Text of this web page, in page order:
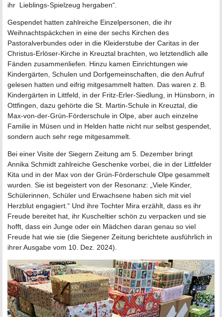
ihr Lieblings-Spielzeug hergaben“.
Gespendet hatten zahlreiche Einzelpersonen, die ihr
Weihnachtspäckchen in eine der sechs Kirchen des
Pastoralverbundes oder in die Kleiderstube der Caritas in der
Christus-Erlöser-Kirche in Kreuztal brachten, wo letztendlich alle
Fänden zusammenliefen. Hinzu kamen Einrichtungen wie
Kindergärten, Schulen und Dorf­ge­mein­schaften, die den Aufruf
gelesen hatten und eifrig mitgesammelt hatten. Das waren z. B.
Kinder­gärten in Littfeld, in der Fritz-Erler-Siedlung, in Hünsborn, in
Ottfingen, dazu gehörte die St. Martin-Schule in Kreuztal, die
Max-von-der-Grün-Förderschule in Olpe, aber auch einzelne
Familie in Müsen und in Helden hatte nicht nur selbst gespendet,
sondern auch sehr rege mitgesammelt.
Bei einer Visite der Siegern Zeitung am 5. Dezember bringt
Annika Schmidt zahlreiche Geschenke vorbei, die in der Littfelder
Kita und in der Max von der Grün-Förderschule Olpe gesammelt
wurden. Sie ist begeistert von der Resonanz: „Viele Kinder,
Schülerinnen, Schüler und Erwachsene haben sich mit viel
Herzblut engagiert.“ Und ihre Tochter Mira erzählt, dass es ihr
Freude bereitet hat, ihr Kuscheltier schön zu verpacken und sie
hofft, dass ein Junge oder ein Mädchen daran genau so viel
Freude hat wie sie (die Siegener Zeitung berichtete ausführlich in
ihrer Ausgabe vom 10. Dez. 2024).